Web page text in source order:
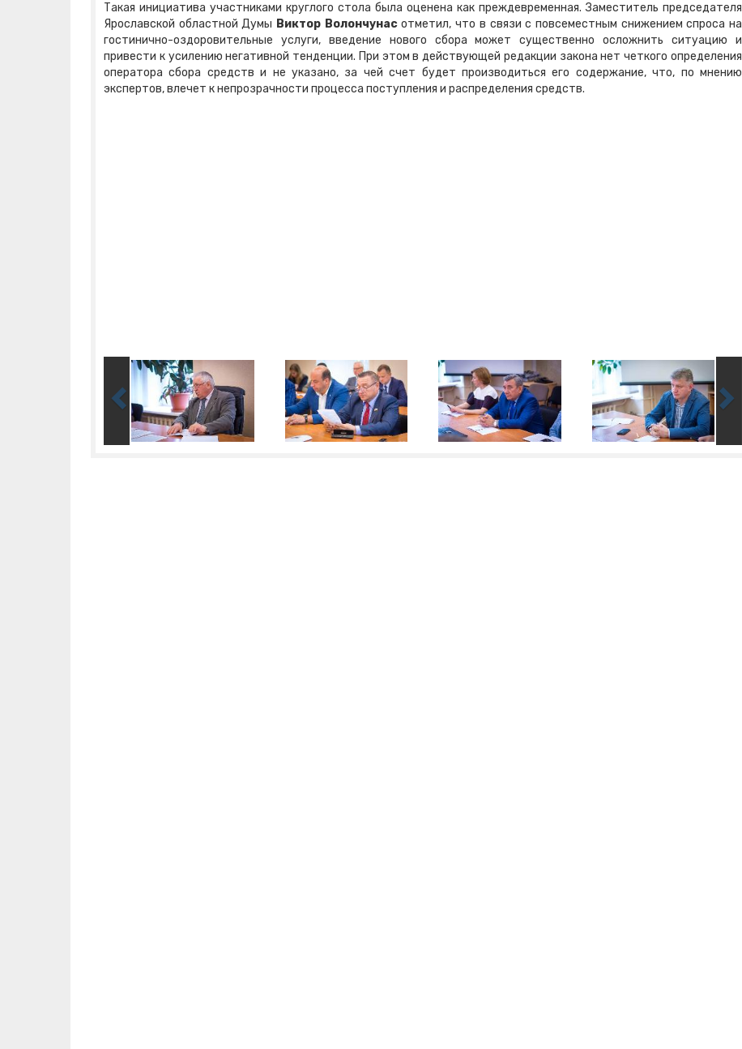
Такая инициатива участниками круглого стола была оценена как преждевременная. Заместитель председателя
Ярославской областной Думы Виктор Волончунасотметил, что в связи с повсеместным снижением спроса на
гостинично-оздоровительные услуги, введение нового сбора может существенно осложнить ситуацию и
привести к усилению негативной тенденции. При этом в действующей редакции закона нет четкого определения
оператора сбора средств и не указано, за чей счет будет производиться его содержание, что, по мнению
экспертов, влечет к непрозрачности процесса поступления и распределения средств.